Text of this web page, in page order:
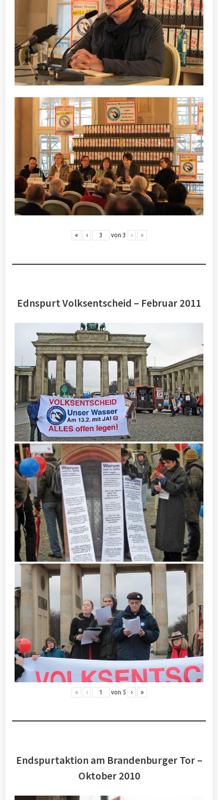
« ‹ von 3 › »
Ednspurt Volksentscheid – Februar 2011
« ‹ von 5 › »
Endspurtaktion am Brandenburger Tor –
Oktober 2010